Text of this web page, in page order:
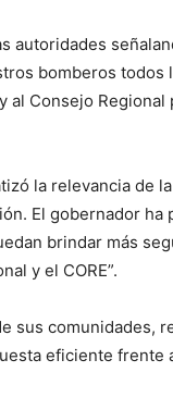
autoridades
bomberos todos
Consejo Regional
la relevancia de
El gobernador ha
brindar más
y el CORE”.
sus comunidades,
eficiente frente